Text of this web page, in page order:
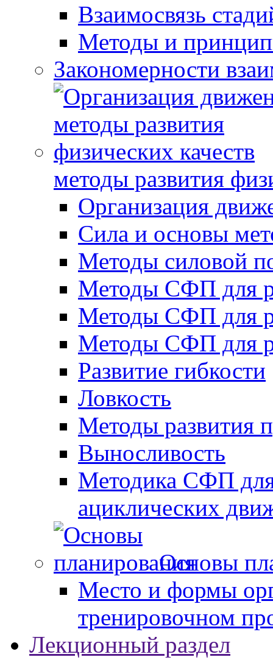
Взаимосвязь
Методы и
Закономерности
методы развития
Организация
Сила и основы
Методы силовой
Методы СФП для
Методы СФП для
Методы СФП для
Развитие гибкости
Ловкость
Методы развития
Выносливость
Методика СФП для
ациклических
Основы
Место и формы
тренировочном
Лекционный раздел